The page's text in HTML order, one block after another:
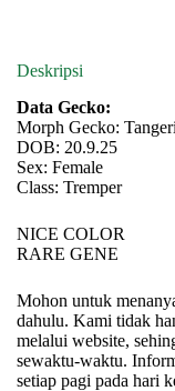
Deskripsi
Data Gecko:
Morph Gecko:
DOB: 20.9.25
Sex: Female
Class: Tremper
NICE COLOR
RARE GENE
Mohon untuk
dahulu. Kami tidak
melalui website,
sewaktu-waktu.
setiap pagi pada hari